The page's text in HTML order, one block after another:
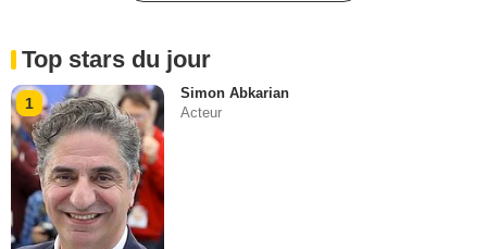
Top stars du jour
1
Simon Abkarian
Acteur